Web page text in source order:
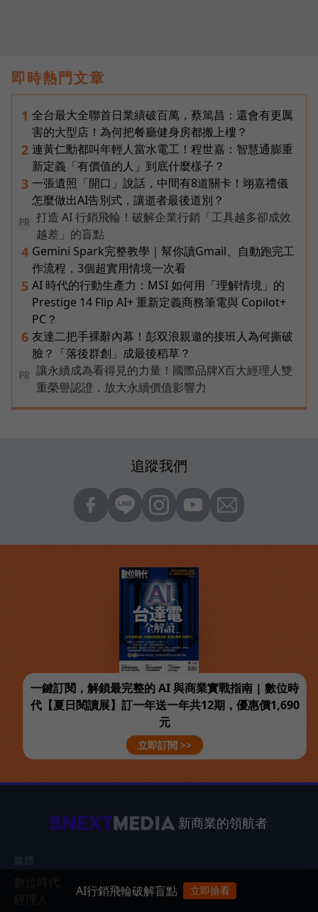
即時熱門文章
1 全台最大全聯首日業績破百萬，蔡篤昌：還會有更厲
害的大型店！為何把餐廳健身房都搬上樓？
2 連黃仁勳都叫年輕人當水電工！程世嘉：智慧通膨重
新定義「有價值的人」到底什麼樣子？
3 一張遺照「開口」說話，中間有8道關卡！翊嘉禮儀
怎麼做出AI告別式，讓逝者最後道別？
PR
打造 AI 行銷飛輪！破解企業行銷「工具越多卻成效
越差」的盲點
4 Gemini Spark完整教學｜幫你讀Gmail、自動跑完工
作流程，3個超實用情境一次看
5 AI 時代的行動生產力：MSI 如何用「理解情境」的
Prestige 14 Flip AI+ 重新定義商務筆電與 Copilot+
PC？
6 友達二把手裸辭內幕！彭双浪親邀的接班人為何撕破
臉？「落後群創」成最後稻草？
PR
讓永續成為看得見的力量！國際品牌X百大經理人雙
重榮譽認證，放大永續價值影響力
追蹤我們
一鍵訂閱，解鎖最完整的 AI 與商業實戰指南 | 數位時
代【夏日閱讀展】訂一年送一年共12期，優惠價1,690
元
立即訂閱 >>
新商業的領航者
媒體
AI行銷飛輪破解盲點 立即搶看